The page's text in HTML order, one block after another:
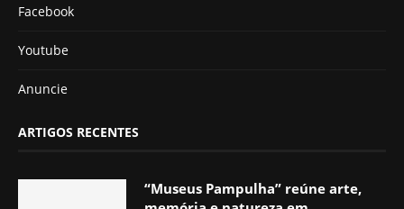
Facebook
Youtube
Anuncie
ARTIGOS RECENTES
“Museus Pampulha” reúne arte,